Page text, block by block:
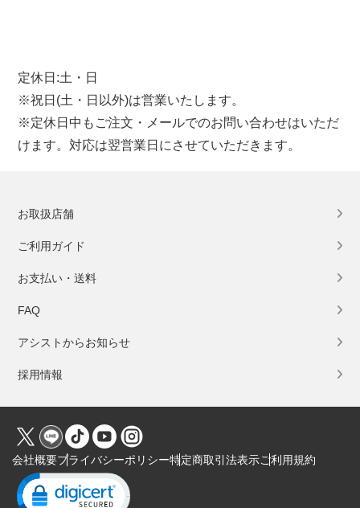
定休日:土・日
※祝日(土・日以外)は営業いたします。
※定休日中もご注文・メールでのお問い合わせはいただ
けます。対応は翌営業日にさせていただきます。
お取扱店舗
ご利用ガイド
お支払い・送料
FAQ
アシストからお知らせ
採用情報
会社概要プライバシーポリシー特定商取引法表示ご利用規約
Click to open certificate verification popup